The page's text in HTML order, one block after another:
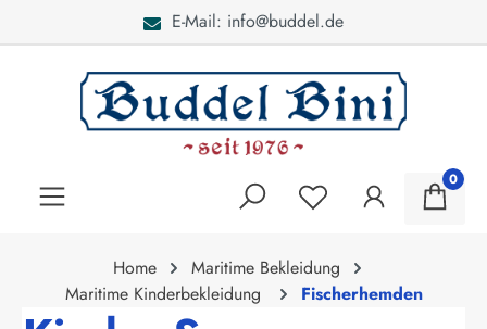
Bei Fragen: 040 -
0
Home
Maritime Bekleidung
Maritime Kinderbekleidung
Fischerhemden